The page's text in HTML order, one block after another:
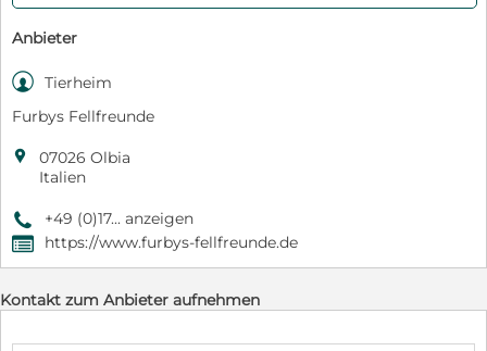
Anbieter
 Tierheim
Furbys Fellfreunde

07026 Olbia
Italien
9 +49 (0)17... anzeigen
, https://www.furbys-fellfreunde.de
Kontakt zum Anbieter aufnehmen